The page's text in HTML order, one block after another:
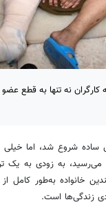
نه تنها به قطع عضو
ساده شروع شد، اما
به زودی به یک
خانواده به‌طور کامل
زندگی‌ها است.